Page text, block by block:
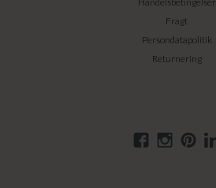
Fragt
Persondatapolitik
Returnering